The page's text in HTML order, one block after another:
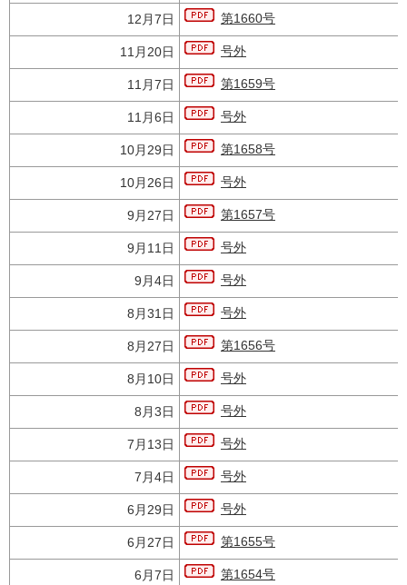
12月7日 第1660号
11月20日 号外
11月7日 第1659号
11月6日 号外
10月29日 第1658号
10月26日 号外
9月27日 第1657号
9月11日 号外
9月4日 号外
8月31日 号外
8月27日 第1656号
8月10日 号外
8月3日 号外
7月13日 号外
7月4日 号外
6月29日 号外
6月27日 第1655号
6月7日 第1654号